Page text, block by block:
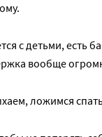
с детьми, есть
вообще
ложимся